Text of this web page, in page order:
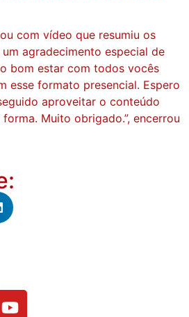
com vídeo que resumiu os
agradecimento especial de
bom estar com todos vocês
esse formato presencial. Espero
aproveitar o conteúdo
Muito obrigado.”, encerrou